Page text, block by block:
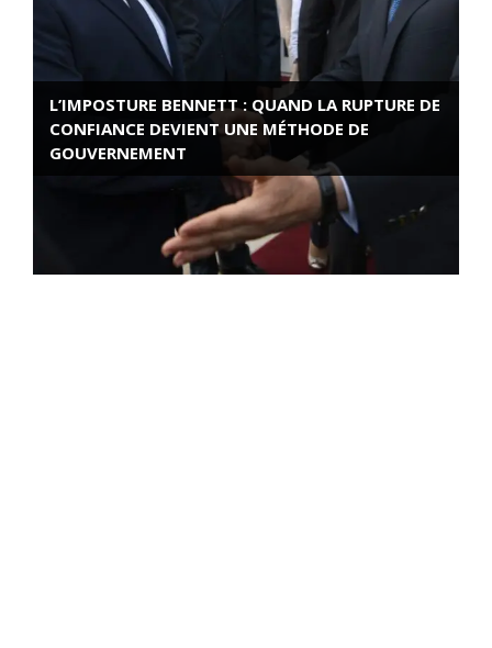
L’IMPOSTURE BENNETT : QUAND LA RUPTURE DE
CONFIANCE DEVIENT UNE MÉTHODE DE
GOUVERNEMENT
ROSE VALLAND, HEROÏNE DE LA RESISTANCE